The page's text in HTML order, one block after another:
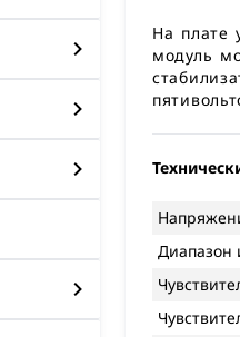
На плате
модуль
Диапазон